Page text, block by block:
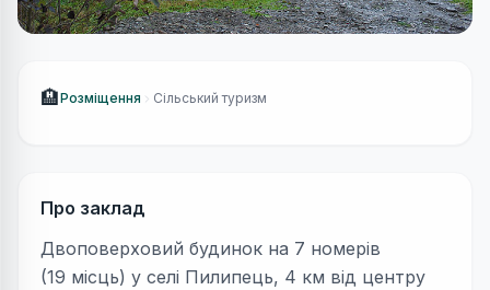
🏨Розміщення Сільський туризм
Про заклад
Двоповерховий будинок на 7 номерів
(19 місць) у селі Пилипець, 4 км від центру